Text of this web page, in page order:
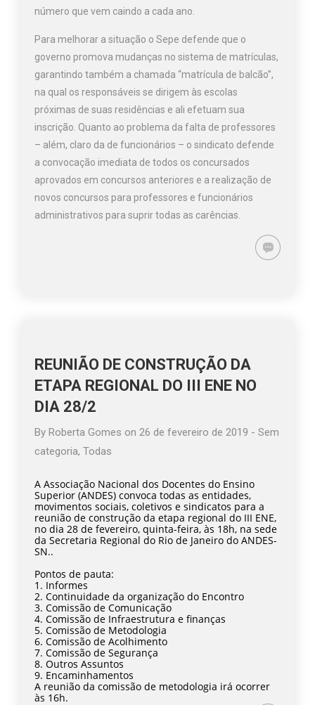
número que vem caindo a cada ano.
Para melhorar a situação o Sepe defende que o
governo promova mudanças no sistema de matrículas,
garantindo também a chamada “matrícula de balcão”,
na qual os responsáveis se dirigem às escolas
próximas de suas residências e ali efetuam sua
inscrição. Quanto ao problema da falta de professores
– além, claro da de funcionários – o sindicato defende
a convocação imediata de todos os concursados
aprovados em concursos anteriores e a realização de
novos concursos para professores e funcionários
administrativos para suprir todas as carências.
REUNIÃO DE CONSTRUÇÃO DA
ETAPA REGIONAL DO III ENE NO
DIA 28/2
ByRoberta Gomes on26 de fevereiro de 2019 -Sem
categoria,Todas
A Associação Nacional dos Docentes do Ensino
Superior (ANDES) convoca todas as entidades,
movimentos sociais, coletivos e sindicatos para a
reunião de construção da etapa regional do III ENE,
no dia 28 de fevereiro, quinta-feira, às 18h, na sede
da Secretaria Regional do Rio de Janeiro do ANDES-
SN..
Pontos de pauta:
1. Informes
2. Continuidade da organização do Encontro
3. Comissão de Comunicação
4. Comissão de Infraestrutura e finanças
5. Comissão de Metodologia
6. Comissão de Acolhimento
7. Comissão de Segurança
8. Outros Assuntos
9. Encaminhamentos
A reunião da comissão de metodologia irá ocorrer
às 16h.